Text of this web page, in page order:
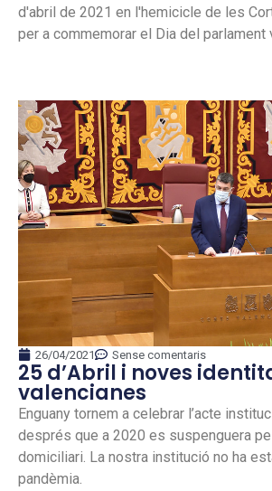
d'abril de 2021 en l'hemicicle de les
per a commemorar el Dia del parlament
26/04/2021 Sense comentaris
25 d’Abril i noves
valencianes
Enguany tornem a celebrar l’acte
després que a 2020 es suspenguera
domiciliari. La nostra institució no ha
pandèmia.